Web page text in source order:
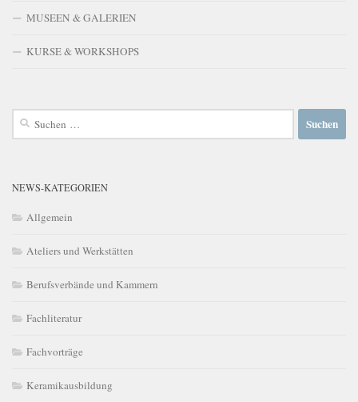
MUSEEN & GALERIEN
KURSE & WORKSHOPS
Suchen
NEWS-KATEGORIEN
Allgemein
Ateliers und Werkstätten
Berufsverbände und Kammern
Fachliteratur
Fachvorträge
Keramikausbildung